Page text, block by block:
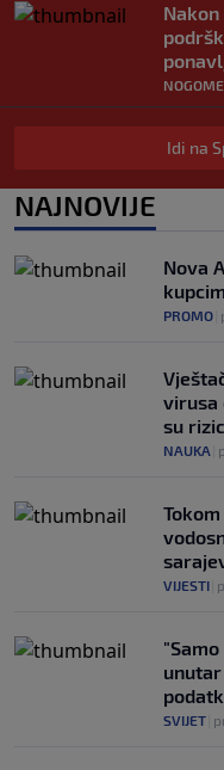
prvak
čak
Idi na
NAJNOVIJE
Nova
PROMO
virusa
su
NAUKA
VIJESTI
SVIJET